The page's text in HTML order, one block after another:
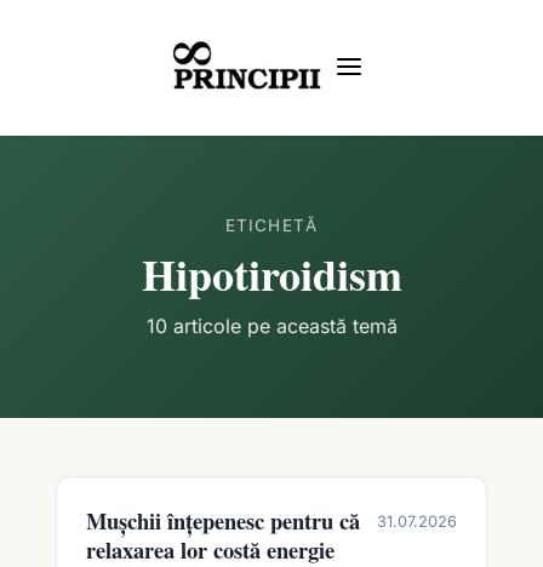
ETICHETĂ
Hipotiroidism
10 articole pe această temă
Mușchii înțepenesc pentru că
relaxarea lor costă energie
31.07.2026